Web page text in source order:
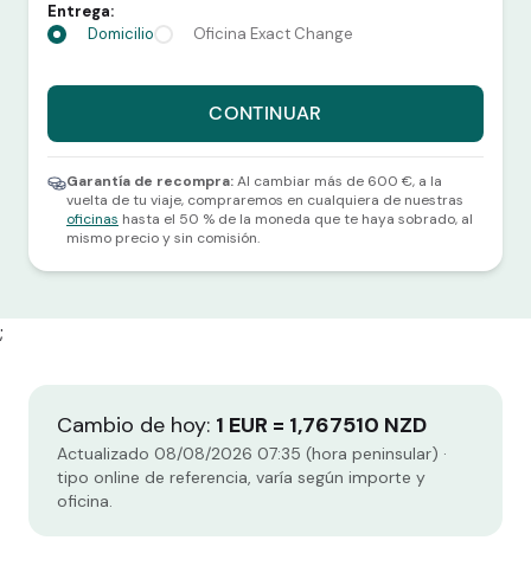
Entrega:
Domicilio
Oficina Exact Change
Recibes 550 NZD por 311,17 euros.
CONTINUAR
Garantía de recompra:Al cambiar más de 600 €, a la
vuelta de tu viaje, compraremos en cualquiera de nuestras
oficinas hasta el 50 % de la moneda que te haya sobrado, al
mismo precio y sin comisión.
;
Cambio de hoy: 1 EUR = 1,767510 NZD
Actualizado 08/08/2026 07:35 (hora peninsular) ·
tipo online de referencia, varía según importe y
oficina.